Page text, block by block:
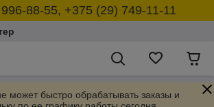
88-55, +375 (29) 749-11-11
может быстро обрабатывать заказы и